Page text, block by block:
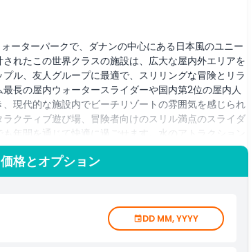
ーターパークで、ダナンの中心にある日本風のユニー
れたこの世界クラスの施設は、広大な屋内外エリアを
ル、友人グループに最適で、スリリングな冒険とリラ
長の屋内ウォータースライダーや国内第2位の屋内人
現代的な施設内でビーチリゾートの雰囲気を感じられ
クティブ遊び場、冒険者向けのスリル満点のスライダ
年間を通じて快適に過ごせます。水のアトラクション
や国際料理にインスパイアされた多彩なダイニングオ
す。独自のデザイン、高品質な施設、多様なエンター
訪れるべき必見のスポットとして、楽しさとリラック
格とオプション
DD MM, YYYY